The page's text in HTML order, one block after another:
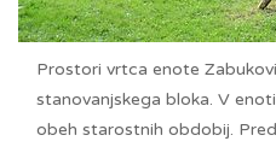
Prostori vrtca enote
stanovanjskega bloka. V
obeh starostnih obdobij.